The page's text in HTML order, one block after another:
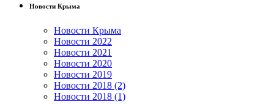
Новости Крыма
Новости Крыма
Новости 2022
Новости 2021
Новости 2020
Новости 2019
Новости 2018 (2)
Новости 2018 (1)